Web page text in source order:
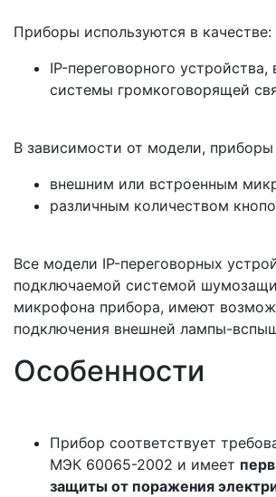
Приборы используются в качестве:
IP-переговорного устройства,
системы громкоговорящей
В зависимости от модели,
внешним или встроенным
различным количеством
Все модели IP-переговорных
подключаемой системой
микрофона прибора, имеют
подключения внешней лампы-
Особенности
Прибор соответствует
МЭК 60065-2002 и имеет
защиты от поражения